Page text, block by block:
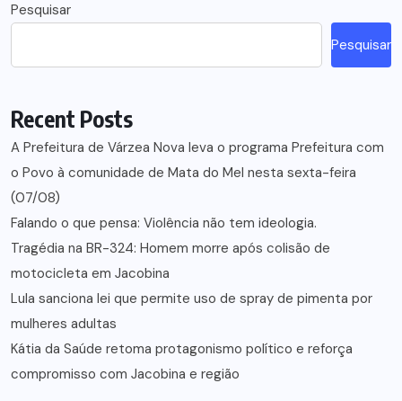
Pesquisar
Pesquisar
Recent Posts
A Prefeitura de Várzea Nova leva o programa Prefeitura com
o Povo à comunidade de Mata do Mel nesta sexta-feira
(07/08)
Falando o que pensa: Violência não tem ideologia.
Tragédia na BR-324: Homem morre após colisão de
motocicleta em Jacobina
Lula sanciona lei que permite uso de spray de pimenta por
mulheres adultas
Kátia da Saúde retoma protagonismo político e reforça
compromisso com Jacobina e região